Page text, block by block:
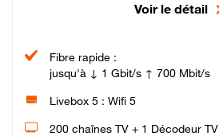
Voir le détail
Fibre rapide :
jusqu'à ↓ 1 Gbit/s ↑ 700 Mbit/s
Livebox 5 : Wifi 5
200 chaînes TV + 1 Décodeur